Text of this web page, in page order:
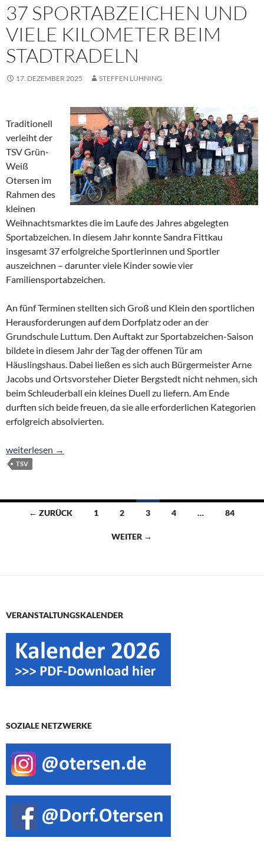
37 SPORTABZEICHEN UND
VIELE KILOMETER BEIM
STADTRADELN
17. DEZEMBER 2025 STEFFEN LÜHNING
Traditionell
verleiht der
TSV Grün-
Weiß
Otersen im
Rahmen des
kleinen
Weihnachtsmarktes die im Laufe des Jahres abgelegten
Sportabzeichen. In diesem Jahr konnte Sandra Fittkau
insgesamt 37 erfolgreiche Sportlerinnen und Sportler
auszeichnen – darunter viele Kinder sowie vier
Familiensportabzeichen.
An fünf Terminen stellten sich Groß und Klein den sportlichen
Herausforderungen auf dem Dorfplatz oder an der
Grundschule Luttum. Den Auftakt zur Sportabzeichen-Saison
bildete in diesem Jahr der Tag der offenen Tür am
Häuslingshaus. Dabei ließen es sich auch Bürgermeister Arne
Jacobs und Ortsvorsteher Dieter Bergstedt nicht nehmen, sich
beim Schleuderball ein kleines Duell zu liefern. Am Ende
durften sich beide freuen, da sie alle erforderlichen Kategorien
erfolgreich absolvierten.
37 Sportabzeichen und viele Kilometer beim Stadtradeln
weiterlesen →
TSV
Beitragsnavigation
← ZURÜCK 1 2 3 4 … 84
WEITER →
VERANSTALTUNGSKALENDER
SOZIALE NETZWERKE